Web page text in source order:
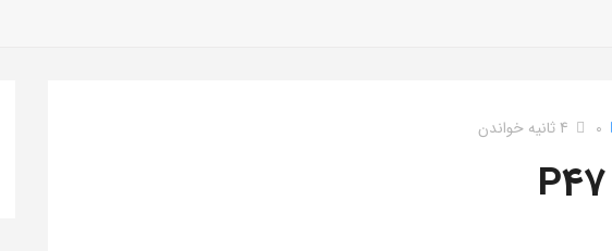
0 4 ثانیه خواندن